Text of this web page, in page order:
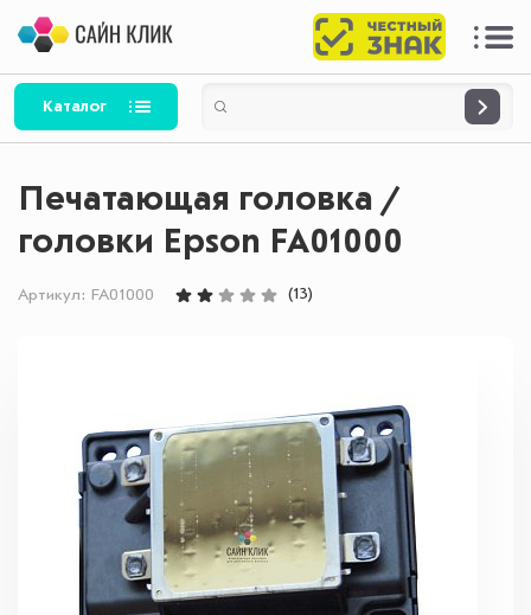
Каталог
Печатающая головка /
головки Epson FA01000
Артикул: FA01000 (13)